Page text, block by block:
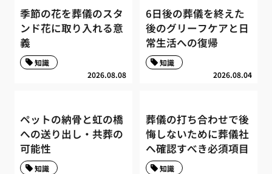
季節の花を葬儀のスタ
ンド花に取り入れる意
義
2026.08.08
知識
6日後の葬儀を終えた
後のグリーフケアと日
常生活への復帰
2026.08.04
知識
ペットの納骨と虹の橋
への送り出し・共葬の
可能性
知識
葬儀の打ち合わせで後
悔しないために葬儀社
へ確認すべき必須項目
知識